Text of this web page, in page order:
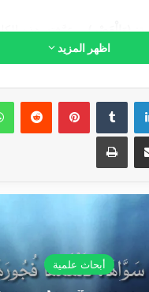
(وَالْعَصْرِ)... عرَّفته هذه
وعصراً معيَّناً، وأن له بداية،
ينتهي بها أجله، فيفارق هذه
وذكرى، فهي تَذْكُرُ
تكن شيئاً مذكوراً، والخالق
الذي يعظها ويُذكِّرها، ثم هي
وأنها لا بد لها من
تعود تركن إلى الدنيا، ولا
المحددة نستطيع أن نؤمِّن
الإنسان هذه الحياة،
وزينتها، فقد خسر خسراناً
اظهر المزيد
لينكدإن بينتيريست
مشاركة عبر البريد طباعة
أبحاث علمية